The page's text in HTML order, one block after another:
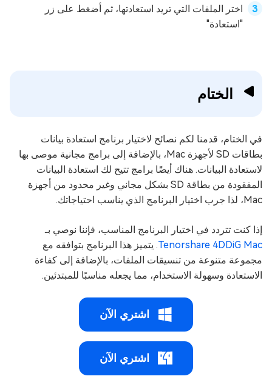
اختر الملفات التي تريد استعادتها، ثم أضغط على زر
"استعادة"
الختام
في الختام، قدمنا لكم نصائح لاختيار برنامج استعادة بيانات
بطاقات SD لأجهزة Mac، بالإضافة إلى برامج مجانية موصى بها
لاستعادة البيانات. هناك أيضًا برامج تتيح لك استعادة البيانات
المفقودة من بطاقة SD بشكل مجاني وغير محدود من أجهزة
Mac، لذا جرب اختيار البرنامج الذي يناسب احتياجاتك.
إذا كنت تتردد في اختيار البرنامج المناسب، فإننا نوصي بـ
Tenorshare 4DDiG Mac. يتميز هذا البرنامج بتوافقه مع
مجموعة متنوعة من تنسيقات الملفات، بالإضافة إلى كفاءة
الاستعادة وسهولة الاستخدام، مما يجعله مناسبًا للمبتدئين.
اشتري الآن
اشتري الآن